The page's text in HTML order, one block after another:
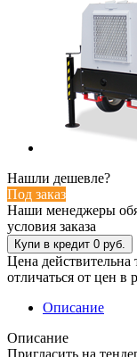
Нашли дешевле?
Под заказ
Наши менеджеры
условия заказа
Цена действительна
отличаться от цен в
Описание
Описание
Пригласить на